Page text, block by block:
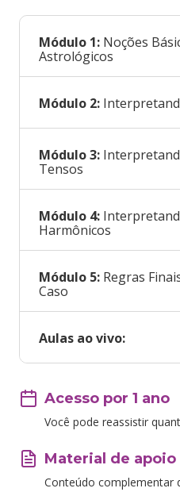
Módulo 1: Noções
Astrológicos
Módulo 2:
Módulo 3:
Tensos
Módulo 4:
Harmônicos
Módulo 5: Regras
Caso
Aulas ao vivo:
Acesso por 1 ano
Você pode reassistir
Material de apoio
Conteúdo complementar